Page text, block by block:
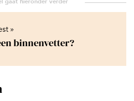
»
binnenvetter?